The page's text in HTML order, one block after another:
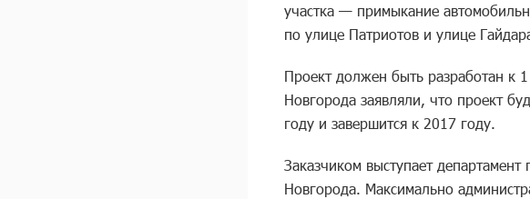
участка — примыкание
по улице Патриотов и улице
Проект должен быть разработан к
Новгорода заявляли, что проект
году и завершится к 2017 году.
Заказчиком выступает
Новгорода. Максимально